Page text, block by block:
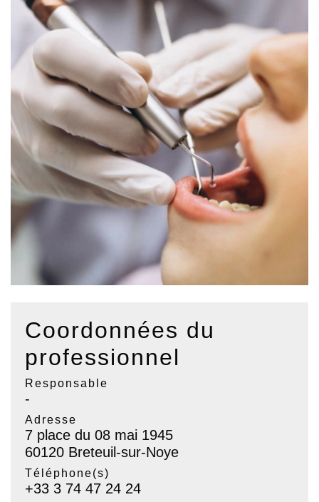
Coordonnées du
professionnel
Responsable
-
Adresse
7 place du 08 mai 1945
60120 Breteuil-sur-Noye
Téléphone(s)
+33 3 74 47 24 24